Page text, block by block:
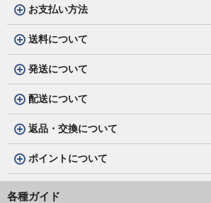
お支払い方法
送料について
発送について
配送について
返品・交換について
ポイントについて
各種ガイド